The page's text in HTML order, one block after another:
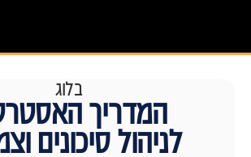
בלוג
המדריך
לניהול סיכונים